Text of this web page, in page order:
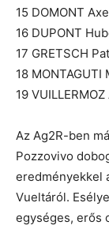
15 DOMONT
16 DUPONT
17 GRETSCH
18 MONTAGUTI
19
Az Ag2R-ben
Pozzovivo
eredményekkel
Vueltáról.
egységes, erős